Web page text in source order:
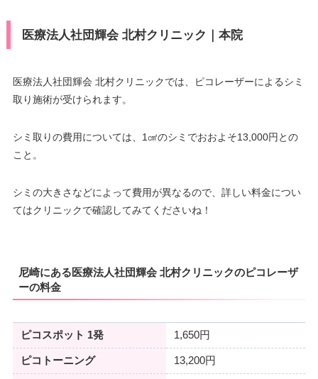
医療法人社団輝会 北村クリニック｜本院
医療法人社団輝会 北村クリニックでは、ピコレーザーによるシミ
取り施術が受けられます。
シミ取りの費用については、1㎠のシミでおおよそ13,000円との
こと。
シミの大きさなどによって費用が異なるので、詳しい料金につい
てはクリニックで確認してみてくださいね！
尼崎にある医療法人社団輝会 北村クリニックのピコレーザ
ーの料金
ピコスポット 1発 1,650円
ピコトーニング 13,200円